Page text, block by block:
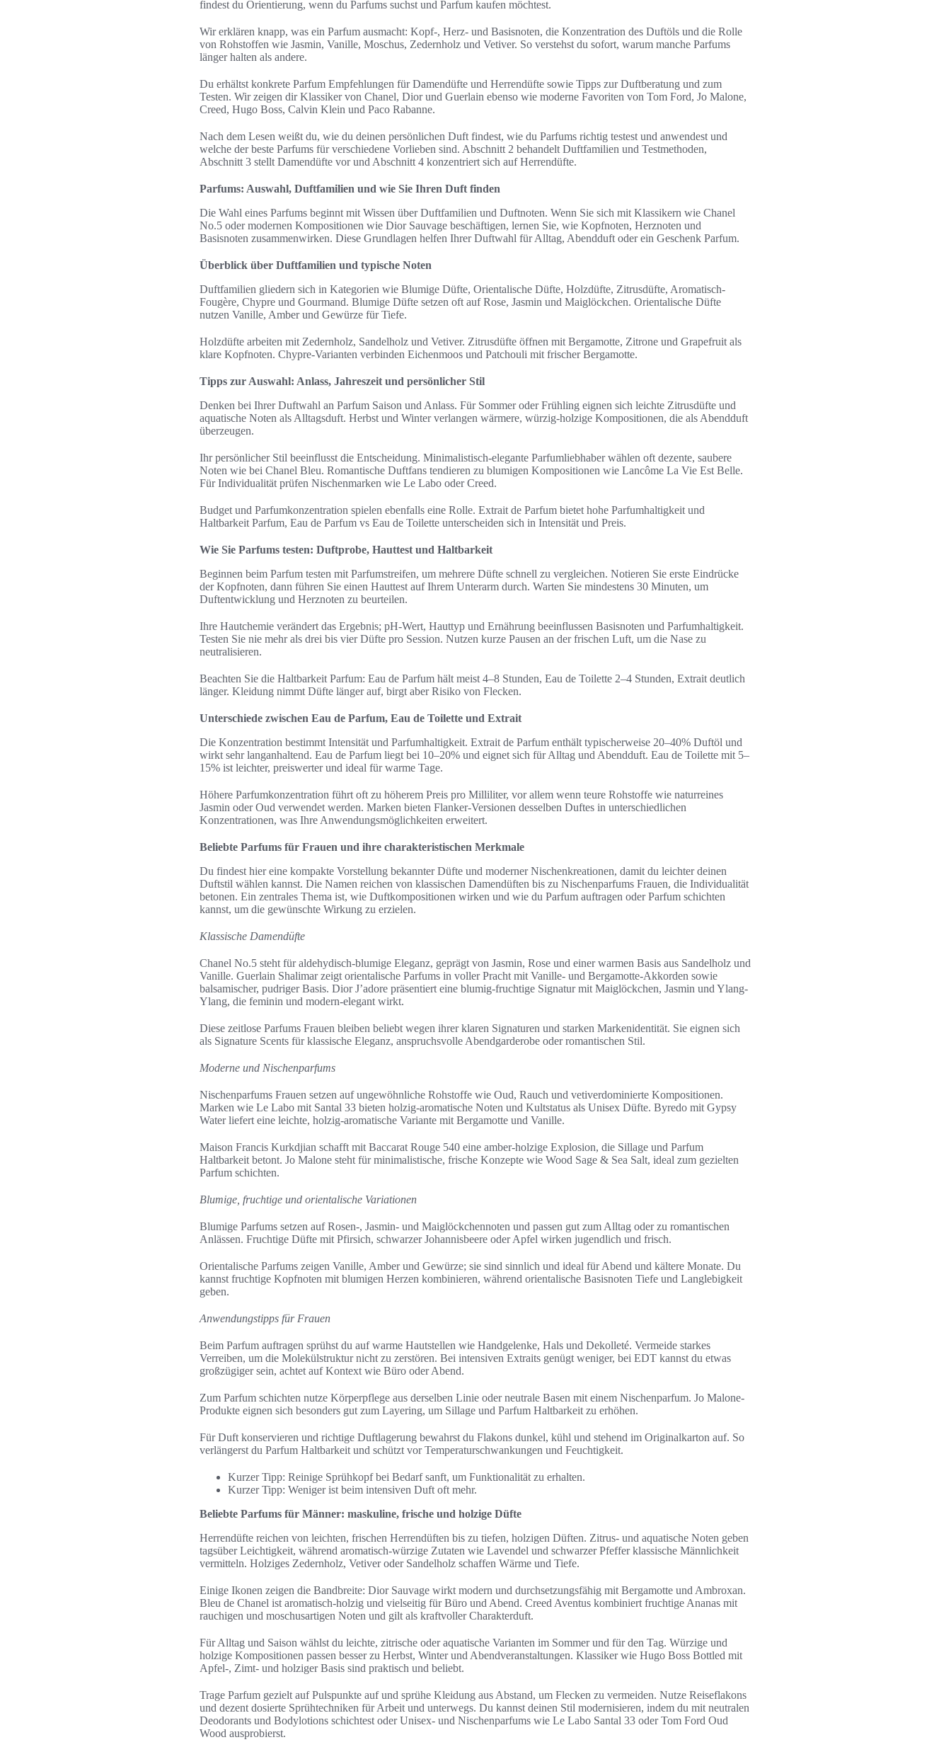
findest du Orientierung, wenn du Parfums suchst und Parfum kaufen möchtest.
Wir erklären knapp, was ein Parfum ausmacht: Kopf-, Herz- und Basisnoten, die Konzentration des Duftöls und die Rolle
von Rohstoffen wie Jasmin, Vanille, Moschus, Zedernholz und Vetiver. So verstehst du sofort, warum manche Parfums
länger halten als andere.
Du erhältst konkrete Parfum Empfehlungen für Damendüfte und Herrendüfte sowie Tipps zur Duftberatung und zum
Testen. Wir zeigen dir Klassiker von Chanel, Dior und Guerlain ebenso wie moderne Favoriten von Tom Ford, Jo Malone,
Creed, Hugo Boss, Calvin Klein und Paco Rabanne.
Nach dem Lesen weißt du, wie du deinen persönlichen Duft findest, wie du Parfums richtig testest und anwendest und
welche der beste Parfums für verschiedene Vorlieben sind. Abschnitt 2 behandelt Duftfamilien und Testmethoden,
Abschnitt 3 stellt Damendüfte vor und Abschnitt 4 konzentriert sich auf Herrendüfte.
Parfums: Auswahl, Duftfamilien und wie Sie Ihren Duft finden
Die Wahl eines Parfums beginnt mit Wissen über Duftfamilien und Duftnoten. Wenn Sie sich mit Klassikern wie Chanel
No.5 oder modernen Kompositionen wie Dior Sauvage beschäftigen, lernen Sie, wie Kopfnoten, Herznoten und
Basisnoten zusammenwirken. Diese Grundlagen helfen Ihrer Duftwahl für Alltag, Abendduft oder ein Geschenk Parfum.
Überblick über Duftfamilien und typische Noten
Duftfamilien gliedern sich in Kategorien wie Blumige Düfte, Orientalische Düfte, Holzdüfte, Zitrusdüfte, Aromatisch-
Fougère, Chypre und Gourmand. Blumige Düfte setzen oft auf Rose, Jasmin und Maiglöckchen. Orientalische Düfte
nutzen Vanille, Amber und Gewürze für Tiefe.
Holzdüfte arbeiten mit Zedernholz, Sandelholz und Vetiver. Zitrusdüfte öffnen mit Bergamotte, Zitrone und Grapefruit als
klare Kopfnoten. Chypre-Varianten verbinden Eichenmoos und Patchouli mit frischer Bergamotte.
Tipps zur Auswahl: Anlass, Jahreszeit und persönlicher Stil
Denken bei Ihrer Duftwahl an Parfum Saison und Anlass. Für Sommer oder Frühling eignen sich leichte Zitrusdüfte und
aquatische Noten als Alltagsduft. Herbst und Winter verlangen wärmere, würzig-holzige Kompositionen, die als Abendduft
überzeugen.
Ihr persönlicher Stil beeinflusst die Entscheidung. Minimalistisch-elegante Parfumliebhaber wählen oft dezente, saubere
Noten wie bei Chanel Bleu. Romantische Duftfans tendieren zu blumigen Kompositionen wie Lancôme La Vie Est Belle.
Für Individualität prüfen Nischenmarken wie Le Labo oder Creed.
Budget und Parfumkonzentration spielen ebenfalls eine Rolle. Extrait de Parfum bietet hohe Parfumhaltigkeit und
Haltbarkeit Parfum, Eau de Parfum vs Eau de Toilette unterscheiden sich in Intensität und Preis.
Wie Sie Parfums testen: Duftprobe, Hauttest und Haltbarkeit
Beginnen beim Parfum testen mit Parfumstreifen, um mehrere Düfte schnell zu vergleichen. Notieren Sie erste Eindrücke
der Kopfnoten, dann führen Sie einen Hauttest auf Ihrem Unterarm durch. Warten Sie mindestens 30 Minuten, um
Duftentwicklung und Herznoten zu beurteilen.
Ihre Hautchemie verändert das Ergebnis; pH-Wert, Hauttyp und Ernährung beeinflussen Basisnoten und Parfumhaltigkeit.
Testen Sie nie mehr als drei bis vier Düfte pro Session. Nutzen kurze Pausen an der frischen Luft, um die Nase zu
neutralisieren.
Beachten Sie die Haltbarkeit Parfum: Eau de Parfum hält meist 4–8 Stunden, Eau de Toilette 2–4 Stunden, Extrait deutlich
länger. Kleidung nimmt Düfte länger auf, birgt aber Risiko von Flecken.
Unterschiede zwischen Eau de Parfum, Eau de Toilette und Extrait
Die Konzentration bestimmt Intensität und Parfumhaltigkeit. Extrait de Parfum enthält typischerweise 20–40% Duftöl und
wirkt sehr langanhaltend. Eau de Parfum liegt bei 10–20% und eignet sich für Alltag und Abendduft. Eau de Toilette mit 5–
15% ist leichter, preiswerter und ideal für warme Tage.
Höhere Parfumkonzentration führt oft zu höherem Preis pro Milliliter, vor allem wenn teure Rohstoffe wie naturreines
Jasmin oder Oud verwendet werden. Marken bieten Flanker-Versionen desselben Duftes in unterschiedlichen
Konzentrationen, was Ihre Anwendungsmöglichkeiten erweitert.
Beliebte Parfums für Frauen und ihre charakteristischen Merkmale
Du findest hier eine kompakte Vorstellung bekannter Düfte und moderner Nischenkreationen, damit du leichter deinen
Duftstil wählen kannst. Die Namen reichen von klassischen Damendüften bis zu Nischenparfums Frauen, die Individualität
betonen. Ein zentrales Thema ist, wie Duftkompositionen wirken und wie du Parfum auftragen oder Parfum schichten
kannst, um die gewünschte Wirkung zu erzielen.
Klassische Damendüfte
Chanel No.5 steht für aldehydisch-blumige Eleganz, geprägt von Jasmin, Rose und einer warmen Basis aus Sandelholz und
Vanille. Guerlain Shalimar zeigt orientalische Parfums in voller Pracht mit Vanille- und Bergamotte-Akkorden sowie
balsamischer, pudriger Basis. Dior J’adore präsentiert eine blumig-fruchtige Signatur mit Maiglöckchen, Jasmin und Ylang-
Ylang, die feminin und modern-elegant wirkt.
Diese zeitlose Parfums Frauen bleiben beliebt wegen ihrer klaren Signaturen und starken Markenidentität. Sie eignen sich
als Signature Scents für klassische Eleganz, anspruchsvolle Abendgarderobe oder romantischen Stil.
Moderne und Nischenparfums
Nischenparfums Frauen setzen auf ungewöhnliche Rohstoffe wie Oud, Rauch und vetiverdominierte Kompositionen.
Marken wie Le Labo mit Santal 33 bieten holzig-aromatische Noten und Kultstatus als Unisex Düfte. Byredo mit Gypsy
Water liefert eine leichte, holzig-aromatische Variante mit Bergamotte und Vanille.
Maison Francis Kurkdjian schafft mit Baccarat Rouge 540 eine amber-holzige Explosion, die Sillage und Parfum
Haltbarkeit betont. Jo Malone steht für minimalistische, frische Konzepte wie Wood Sage & Sea Salt, ideal zum gezielten
Parfum schichten.
Blumige, fruchtige und orientalische Variationen
Blumige Parfums setzen auf Rosen-, Jasmin- und Maiglöckchennoten und passen gut zum Alltag oder zu romantischen
Anlässen. Fruchtige Düfte mit Pfirsich, schwarzer Johannisbeere oder Apfel wirken jugendlich und frisch.
Orientalische Parfums zeigen Vanille, Amber und Gewürze; sie sind sinnlich und ideal für Abend und kältere Monate. Du
kannst fruchtige Kopfnoten mit blumigen Herzen kombinieren, während orientalische Basisnoten Tiefe und Langlebigkeit
geben.
Anwendungstipps für Frauen
Beim Parfum auftragen sprühst du auf warme Hautstellen wie Handgelenke, Hals und Dekolleté. Vermeide starkes
Verreiben, um die Molekülstruktur nicht zu zerstören. Bei intensiven Extraits genügt weniger, bei EDT kannst du etwas
großzügiger sein, achtet auf Kontext wie Büro oder Abend.
Zum Parfum schichten nutze Körperpflege aus derselben Linie oder neutrale Basen mit einem Nischenparfum. Jo Malone-
Produkte eignen sich besonders gut zum Layering, um Sillage und Parfum Haltbarkeit zu erhöhen.
Für Duft konservieren und richtige Duftlagerung bewahrst du Flakons dunkel, kühl und stehend im Originalkarton auf. So
verlängerst du Parfum Haltbarkeit und schützt vor Temperaturschwankungen und Feuchtigkeit.
Kurzer Tipp: Reinige Sprühkopf bei Bedarf sanft, um Funktionalität zu erhalten.
Kurzer Tipp: Weniger ist beim intensiven Duft oft mehr.
Beliebte Parfums für Männer: maskuline, frische und holzige Düfte
Herrendüfte reichen von leichten, frischen Herrendüften bis zu tiefen, holzigen Düften. Zitrus- und aquatische Noten geben
tagsüber Leichtigkeit, während aromatisch-würzige Zutaten wie Lavendel und schwarzer Pfeffer klassische Männlichkeit
vermitteln. Holziges Zedernholz, Vetiver oder Sandelholz schaffen Wärme und Tiefe.
Einige Ikonen zeigen die Bandbreite: Dior Sauvage wirkt modern und durchsetzungsfähig mit Bergamotte und Ambroxan.
Bleu de Chanel ist aromatisch-holzig und vielseitig für Büro und Abend. Creed Aventus kombiniert fruchtige Ananas mit
rauchigen und moschusartigen Noten und gilt als kraftvoller Charakterduft.
Für Alltag und Saison wählst du leichte, zitrische oder aquatische Varianten im Sommer und für den Tag. Würzige und
holzige Kompositionen passen besser zu Herbst, Winter und Abendveranstaltungen. Klassiker wie Hugo Boss Bottled mit
Apfel-, Zimt- und holziger Basis sind praktisch und beliebt.
Trage Parfum gezielt auf Pulspunkte auf und sprühe Kleidung aus Abstand, um Flecken zu vermeiden. Nutze Reiseflakons
und dezent dosierte Sprühtechniken für Arbeit und unterwegs. Du kannst deinen Stil modernisieren, indem du mit neutralen
Deodorants und Bodylotions schichtest oder Unisex- und Nischenparfums wie Le Labo Santal 33 oder Tom Ford Oud
Wood ausprobierst.